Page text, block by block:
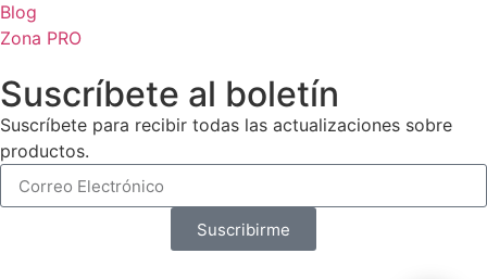
Blog
Zona PRO
Suscríbete al boletín
Suscríbete para recibir todas las actualizaciones sobre
productos.
Suscribirme